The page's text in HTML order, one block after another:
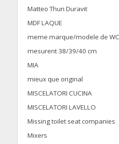
Matteo Thun Duravit
MDF LAQUE
meme marque/modele de WC
mesurent 38/39/40 cm
MIA
mieux que original
MISCELATORI CUCINA
MISCELATORI LAVELLO
Missing toilet seat companies
Mixers